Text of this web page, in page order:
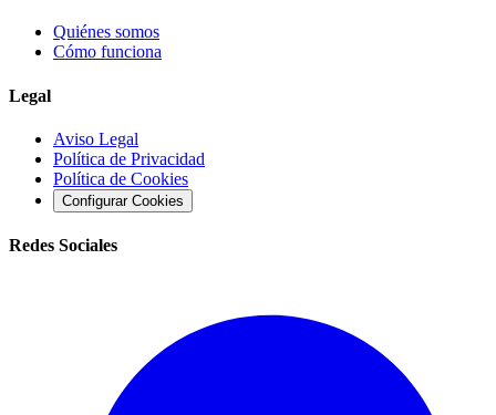
Quiénes somos
Cómo funciona
Legal
Aviso Legal
Política de Privacidad
Política de Cookies
Configurar Cookies
Redes Sociales